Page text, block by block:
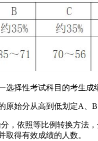
选择性考试科目的考生成
始分从高到低划定A、
，依照等比例转换方法
取得有效成绩的人数。